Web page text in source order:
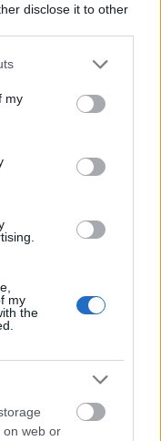
disclose it to other
or more Google
You may click to
third-party tags to
in below Google
my
my
the
on web or
dolga lett az
bölcsességei és